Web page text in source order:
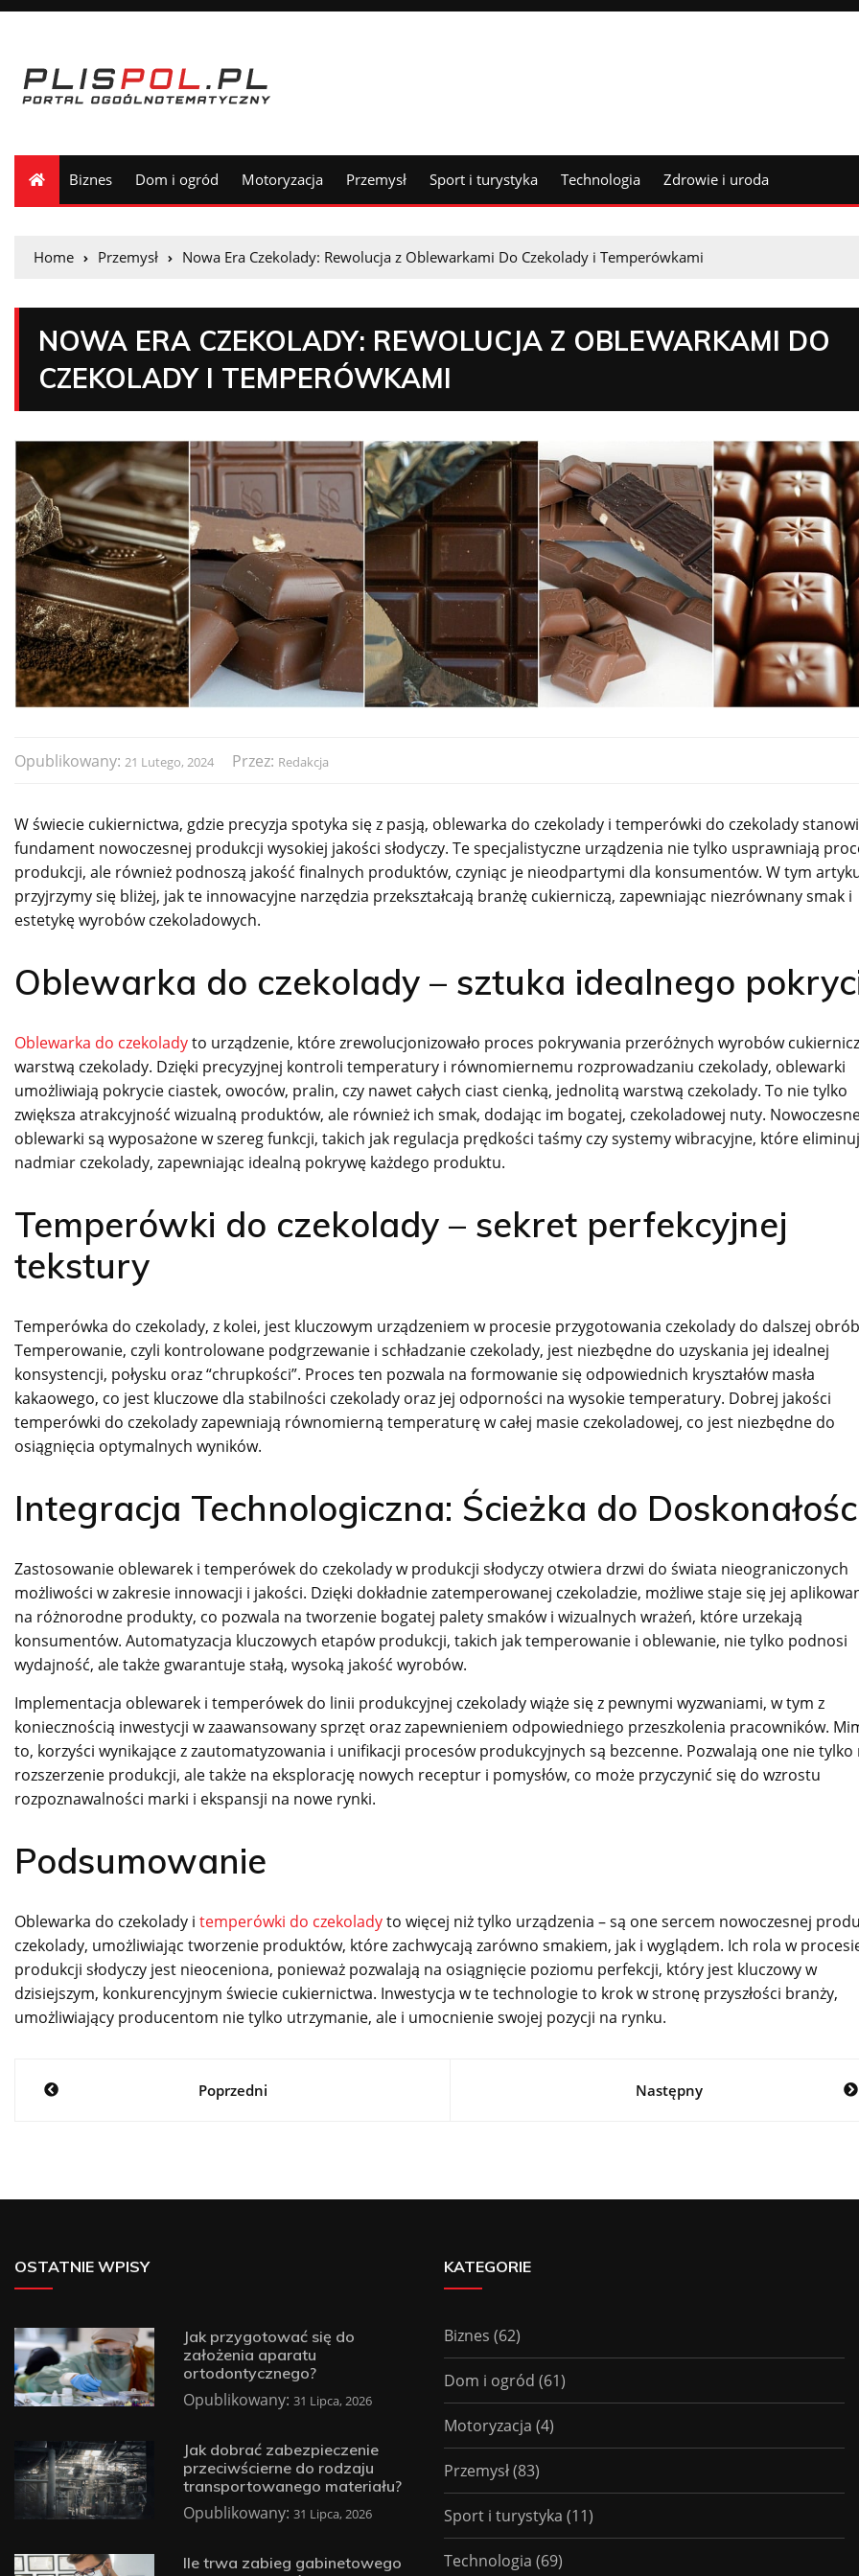
Biznes Dom i ogród Motoryzacja Przemysł Sport i turystyka Technologia Zdrowie i uroda
Home Przemysł Nowa Era Czekolady: Rewolucja z Oblewarkami Do Czekolady i Temperówkami
NOWA ERA CZEKOLADY: REWOLUCJA Z OBLEWARKAMI DO
CZEKOLADY I TEMPERÓWKAMI
Opublikowany: 21 Lutego, 2024 Przez: Redakcja
W świecie cukiernictwa, gdzie precyzja spotyka się z pasją, oblewarka do czekolady i temperówki do czekolady
fundament nowoczesnej produkcji wysokiej jakości słodyczy. Te specjalistyczne urządzenia nie tylko usprawniają
produkcji, ale również podnoszą jakość finalnych produktów, czyniąc je nieodpartymi dla konsumentów. W tym
przyjrzymy się bliżej, jak te innowacyjne narzędzia przekształcają branżę cukierniczą, zapewniając niezrównany smak i
estetykę wyrobów czekoladowych.
Oblewarka do czekolady – sztuka idealnego
Oblewarka do czekoladyto urządzenie, które zrewolucjonizowało proces pokrywania przeróżnych wyrobów
warstwą czekolady. Dzięki precyzyjnej kontroli temperatury i równomiernemu rozprowadzaniu czekolady, oblewarki
umożliwiają pokrycie ciastek, owoców, pralin, czy nawet całych ciast cienką, jednolitą warstwą czekolady. To nie tylko
zwiększa atrakcyjność wizualną produktów, ale również ich smak, dodając im bogatej, czekoladowej nuty.
oblewarki są wyposażone w szereg funkcji, takich jak regulacja prędkości taśmy czy systemy wibracyjne, które
nadmiar czekolady, zapewniając idealną pokrywę każdego produktu.
Temperówki do czekolady – sekret perfekcyjnej
tekstury
Temperówka do czekolady, z kolei, jest kluczowym urządzeniem w procesie przygotowania czekolady do dalszej
Temperowanie, czyli kontrolowane podgrzewanie i schładzanie czekolady, jest niezbędne do uzyskania jej idealnej
konsystencji, połysku oraz “chrupkości”. Proces ten pozwala na formowanie się odpowiednich kryształów masła
kakaowego, co jest kluczowe dla stabilności czekolady oraz jej odporności na wysokie temperatury. Dobrej jakości
temperówki do czekolady zapewniają równomierną temperaturę w całej masie czekoladowej, co jest niezbędne do
osiągnięcia optymalnych wyników.
Integracja Technologiczna: Ścieżka do
Zastosowanie oblewarek i temperówek do czekolady w produkcji słodyczy otwiera drzwi do świata nieograniczonych
możliwości w zakresie innowacji i jakości. Dzięki dokładnie zatemperowanej czekoladzie, możliwe staje się jej
na różnorodne produkty, co pozwala na tworzenie bogatej palety smaków i wizualnych wrażeń, które urzekają
konsumentów. Automatyzacja kluczowych etapów produkcji, takich jak temperowanie i oblewanie, nie tylko podnosi
wydajność, ale także gwarantuje stałą, wysoką jakość wyrobów.
Implementacja oblewarek i temperówek do linii produkcyjnej czekolady wiąże się z pewnymi wyzwaniami, w tym z
koniecznością inwestycji w zaawansowany sprzęt oraz zapewnieniem odpowiedniego przeszkolenia pracowników.
to, korzyści wynikające z zautomatyzowania i unifikacji procesów produkcyjnych są bezcenne. Pozwalają one nie tylko
rozszerzenie produkcji, ale także na eksplorację nowych receptur i pomysłów, co może przyczynić się do wzrostu
rozpoznawalności marki i ekspansji na nowe rynki.
Podsumowanie
Oblewarka do czekolady i temperówki do czekoladyto więcej niż tylko urządzenia – są one sercem nowoczesnej
czekolady, umożliwiając tworzenie produktów, które zachwycają zarówno smakiem, jak i wyglądem. Ich rola w
produkcji słodyczy jest nieoceniona, ponieważ pozwalają na osiągnięcie poziomu perfekcji, który jest kluczowy w
dzisiejszym, konkurencyjnym świecie cukiernictwa. Inwestycja w te technologie to krok w stronę przyszłości branży,
umożliwiający producentom nie tylko utrzymanie, ale i umocnienie swojej pozycji na rynku.
Nawigacja
Poprzedni Następny
OSTATNIE WPISY
Jak przygotować się do
założenia aparatu
ortodontycznego?
Opublikowany:31 Lipca, 2026
Jak dobrać zabezpieczenie
przeciwścierne do rodzaju
transportowanego materiału?
Opublikowany:31 Lipca, 2026
Ile trwa zabieg gabinetowego
KATEGORIE
Biznes (62)
Dom i ogród (61)
Motoryzacja (4)
Przemysł(83)
Sport i turystyka (11)
Technologia (69)